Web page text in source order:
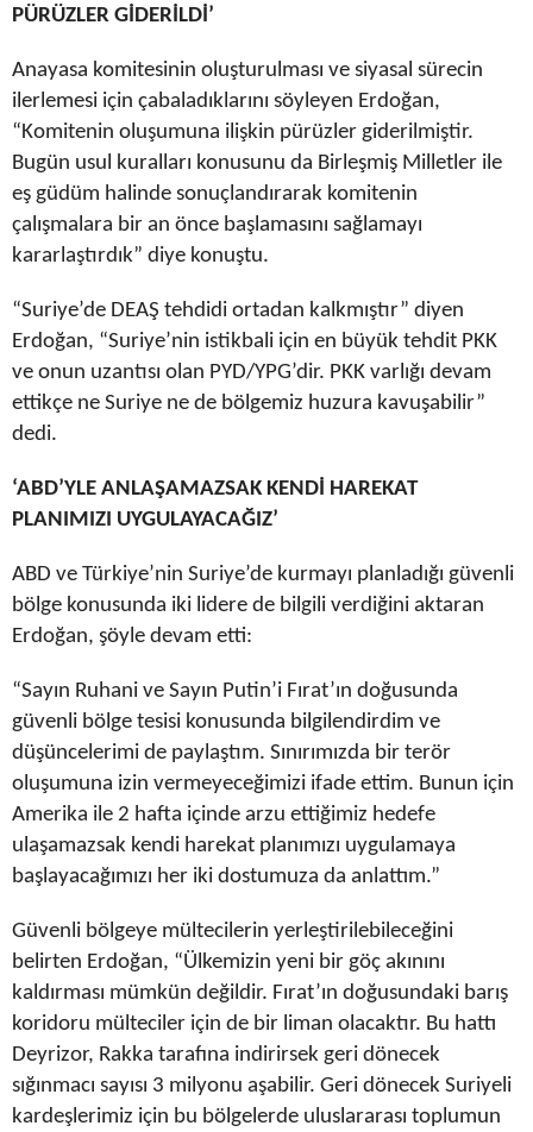
PÜRÜZLER GİDERİLDİ’
Anayasa komitesinin oluşturulması ve siyasal sürecin
ilerlemesi için çabaladıklarını söyleyen Erdoğan,
“Komitenin oluşumuna ilişkin pürüzler giderilmiştir.
Bugün usul kuralları konusunu da Birleşmiş Milletler ile
eş güdüm halinde sonuçlandırarak komitenin
çalışmalara bir an önce başlamasını sağlamayı
kararlaştırdık” diye konuştu.
“Suriye’de DEAŞ tehdidi ortadan kalkmıştır” diyen
Erdoğan, “Suriye’nin istikbali için en büyük tehdit PKK
ve onun uzantısı olan PYD/YPG’dir. PKK varlığı devam
ettikçe ne Suriye ne de bölgemiz huzura kavuşabilir”
dedi.
‘ABD’YLE ANLAŞAMAZSAK KENDİ HAREKAT
PLANIMIZI UYGULAYACAĞIZ’
ABD ve Türkiye’nin Suriye’de kurmayı planladığı güvenli
bölge konusunda iki lidere de bilgili verdiğini aktaran
Erdoğan, şöyle devam etti:
“Sayın Ruhani ve Sayın Putin’i Fırat’ın doğusunda
güvenli bölge tesisi konusunda bilgilendirdim ve
düşüncelerimi de paylaştım. Sınırımızda bir terör
oluşumuna izin vermeyeceğimizi ifade ettim. Bunun için
Amerika ile 2 hafta içinde arzu ettiğimiz hedefe
ulaşamazsak kendi harekat planımızı uygulamaya
başlayacağımızı her iki dostumuza da anlattım.”
Güvenli bölgeye mültecilerin yerleştirilebileceğini
belirten Erdoğan, “Ülkemizin yeni bir göç akınını
kaldırması mümkün değildir. Fırat’ın doğusundaki barış
koridoru mülteciler için de bir liman olacaktır. Bu hattı
Deyrizor, Rakka tarafına indirirsek geri dönecek
sığınmacı sayısı 3 milyonu aşabilir. Geri dönecek Suriyeli
kardeşlerimiz için bu bölgelerde uluslararası toplumun